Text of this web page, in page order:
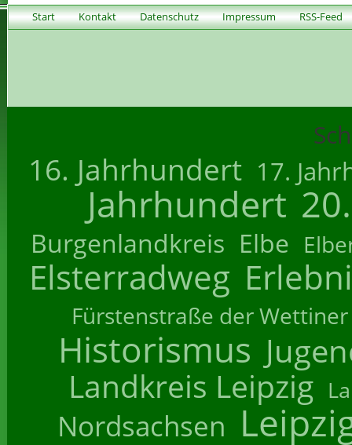
Start Kontakt Datenschutz Impressum RSS-Feed
16. Jahrhundert 17.
Jahrhundert
Burgenlandkreis Elbe
Elsterradweg
Fürstenstraße der Wettiner
Historismus
Landkreis Leipzig
Nordsachsen